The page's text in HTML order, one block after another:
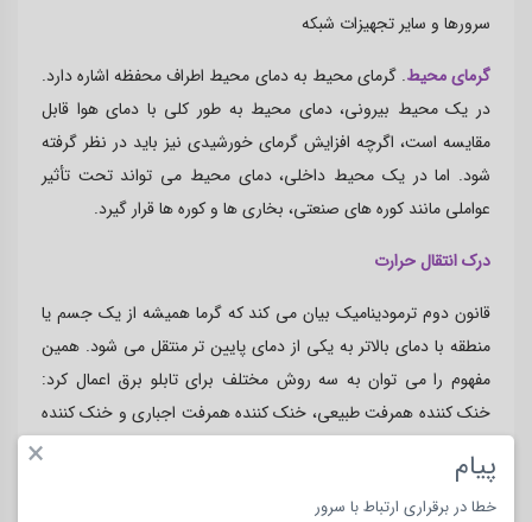
سرورها و سایر تجهیزات شبکه
گرمای محیط. گرمای محیط به دمای محیط اطراف محفظه اشاره دارد.
در یک محیط بیرونی، دمای محیط به طور کلی با دمای هوا قابل
مقایسه است، اگرچه افزایش گرمای خورشیدی نیز باید در نظر گرفته
شود. اما در یک محیط داخلی، دمای محیط می تواند تحت تأثیر
عواملی مانند کوره های صنعتی، بخاری ها و کوره ها قرار گیرد.
درک انتقال حرارت
قانون دوم ترمودینامیک بیان می کند که گرما همیشه از یک جسم یا
منطقه با دمای بالاتر به یکی از دمای پایین تر منتقل می شود. همین
مفهوم را می توان به سه روش مختلف برای تابلو برق اعمال کرد:
خنک کننده همرفت طبیعی، خنک کننده همرفت اجباری و خنک کننده
خنک کننده همرفت طبیعی
× پیام
خطا در برقراری ارتباط با سرور